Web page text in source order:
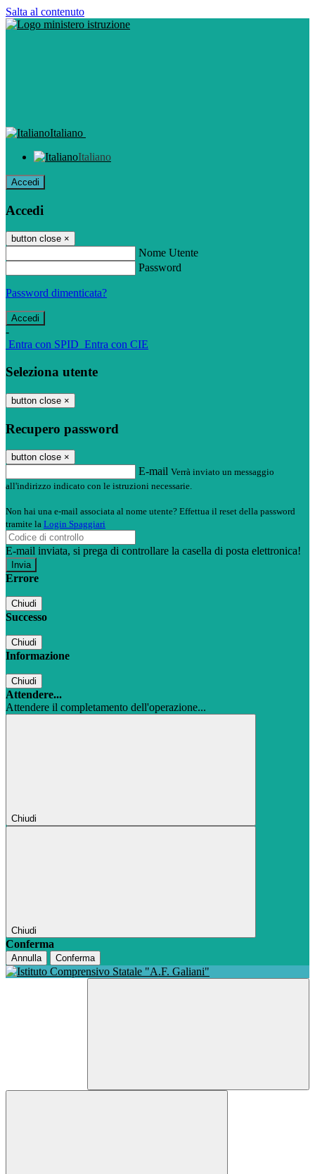
Salta al contenuto
Italiano
Italiano
Accedi
Accedi
button close ×
Nome Utente
Password
Password dimenticata?
-
Entra con SPID Entra con CIE
Seleziona utente
button close ×
Recupero password
button close ×
E-mail Verrà inviato un messaggio
all'indirizzo indicato con le istruzioni necessarie.
Non hai una e-mail associata al nome utente? Effettua il reset della password
tramite la Login Spaggiari
E-mail inviata, si prega di controllare la casella di posta elettronica!
Errore
Chiudi
Successo
Chiudi
Informazione
Chiudi
Attendere...
Attendere il completamento dell'operazione...
Chiudi
Chiudi
Conferma
Annulla Conferma